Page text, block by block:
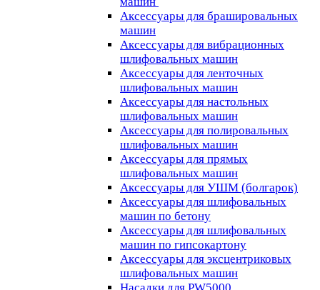
Аксессуары для брашировальных
машин
Аксессуары для вибрационных
шлифовальных машин
Аксессуары для ленточных
шлифовальных машин
Аксессуары для настольных
шлифовальных машин
Аксессуары для полировальных
шлифовальных машин
Аксессуары для прямых
шлифовальных машин
Аксессуары для УШМ (болгарок)
Аксессуары для шлифовальных
машин по бетону
Аксессуары для шлифовальных
машин по гипсокартону
Аксессуары для эксцентриковых
шлифовальных машин